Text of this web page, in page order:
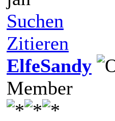
Suchen
Zitieren
ElfeSandy
Member